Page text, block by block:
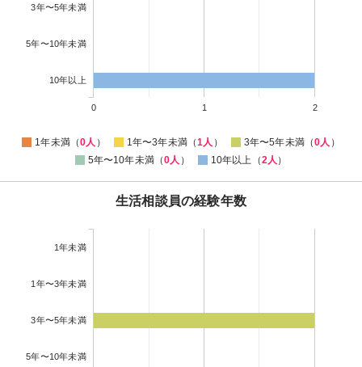
3年〜5年未満
5年〜10年未満
10年以上
0 1 2
1年未満（0人 ） 1年〜3年未満（1人 ） 3年〜5年未満（0人 ）
5年〜10年未満（0人 ） 10年以上（2人 ）
生活相談員の経験年数
1年未満
1年〜3年未満
3年〜5年未満
5年〜10年未満